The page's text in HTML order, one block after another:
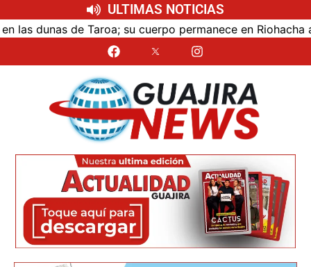
ULTIMAS NOTICIAS
de Taroa; su cuerpo permanece en Riohacha a la